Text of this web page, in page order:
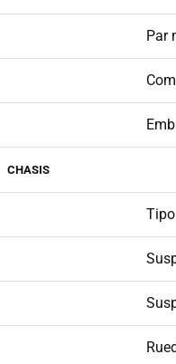
Par
CHASIS
Tipo